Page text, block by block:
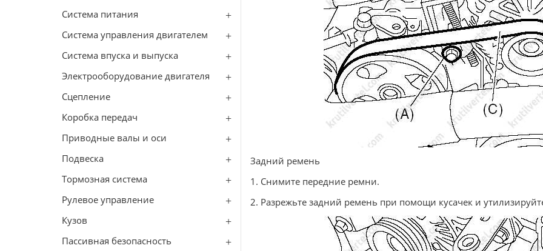
Система питания
Система управления двигателем
Система впуска и выпуска
Электрооборудование двигателя
Сцепление
Коробка передач
Приводные валы и оси
Подвеска
Тормозная система
Рулевое управление
Кузов
Пассивная безопасность
Задний ремень
1. Снимите передние ремни.
2. Разрежьте задний ремень при помощи кусачек и